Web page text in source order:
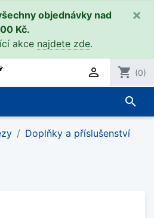
objednávky nad
Kč.
akce najdete zde.
×
 shopping_cart (0)
search
Doplňky a příslušenství